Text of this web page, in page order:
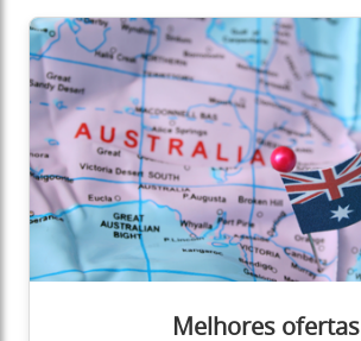
Melhores ofertas